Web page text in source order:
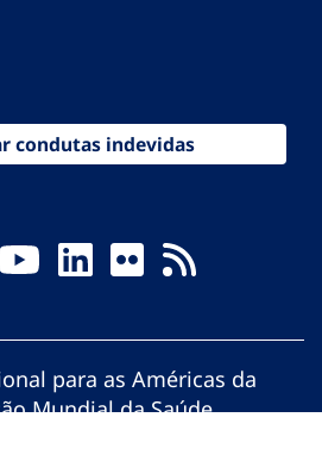
condutas indevidas
para as Américas da
Mundial da Saúde